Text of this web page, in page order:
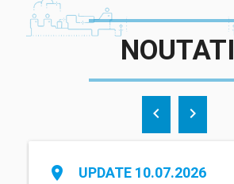
NOUTATI
place UPDATE 10.07.2026
chevron_left chevron_right